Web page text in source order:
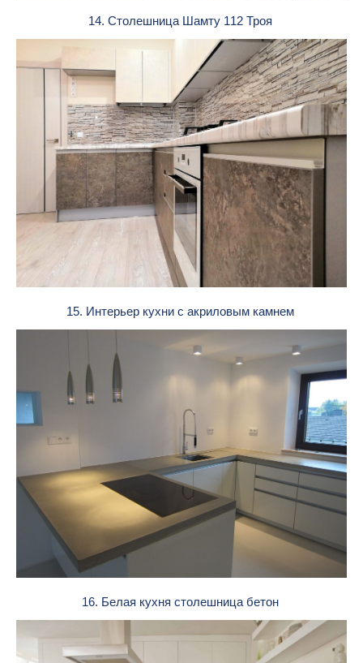
14. Столешница Шамту 112 Троя
15. Интерьер кухни с акриловым камнем
16. Белая кухня столешница бетон